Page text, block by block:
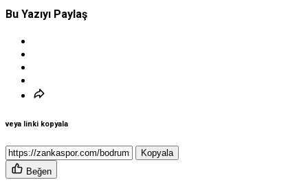
Bu Yazıyı Paylaş
veya linki kopyala
Kopyala
Beğen